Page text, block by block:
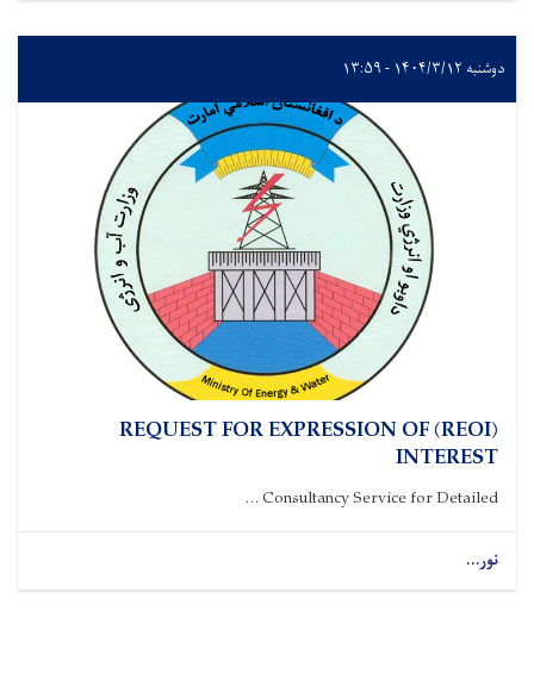
دوشنبه ۱۴۰۴/۳/۱۲ - ۱۳:۵۹
(REOI) REQUEST FOR EXPRESSION OF
INTEREST
Consultancy Service for Detailed ...
نور...